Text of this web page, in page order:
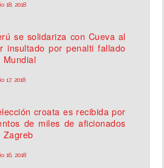
18, 2018
se solidariza con Cueva al
insultado por penalti fallado
Mundial
17, 2018
croata es recibida por
de miles de aficionados
Zagreb
16, 2018